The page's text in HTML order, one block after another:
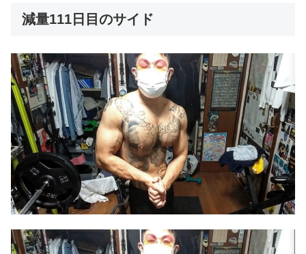
減量111日目のサイド